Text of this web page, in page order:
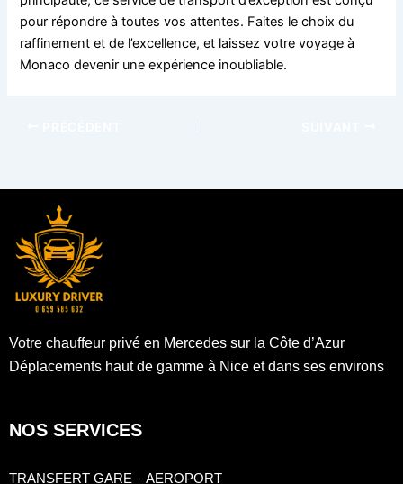
pour répondre à toutes vos attentes. Faites le choix du
raffinement et de l’excellence, et laissez votre voyage à
Monaco devenir une expérience inoubliable.
Votre chauffeur privé en Mercedes sur la Côte d’Azur
Déplacements haut de gamme à Nice et dans ses environs
NOS SERVICES
TRANSFERT GARE – AEROPORT